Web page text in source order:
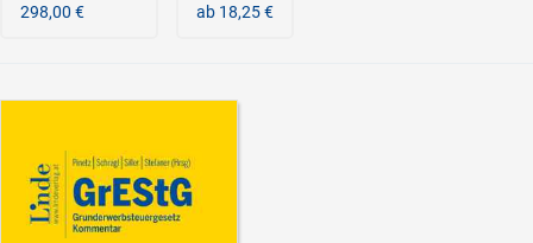
298,00 €
ab 18,25 €